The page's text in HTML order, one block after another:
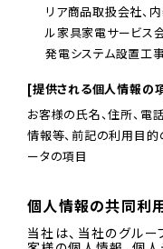
リア商品取扱会社、
ル家具家電サービス
発電システム設置工
[提供される個人情報の
お客様の氏名、住所、電
情報等、前記の利用目
ータの項目
個人情報の共同利
当社は、当社のグル